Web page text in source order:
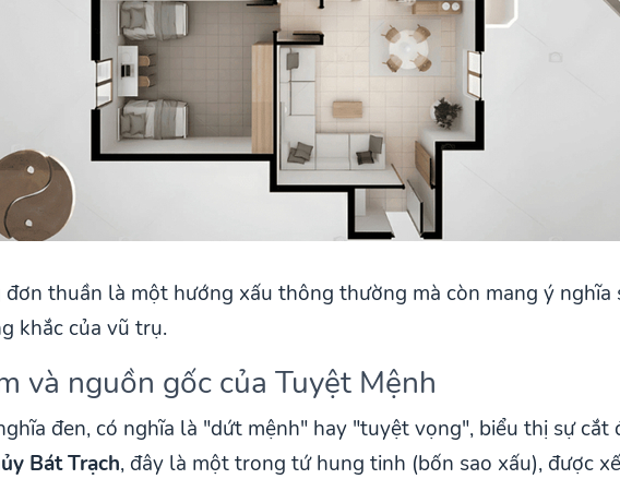
đơn thuần là một hướng xấu thông thường mà còn mang ý
khắc của vũ trụ.
và nguồn gốc của Tuyệt Mệnh
đen, có nghĩa là "dứt mệnh" hay "tuyệt vọng", biểu thị sự
Bát Trạch, đây là một trong tứ hung tinh (bốn sao xấu), được